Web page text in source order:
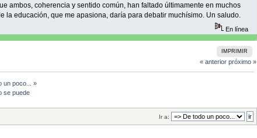
ambos, coherencia y sentido común, han faltado últimamente en muchos
la educación, que me apasiona, daría para debatir muchísimo. Un saludo.
En línea
IMPRIMIR
« anterior próximo »
un poco...
»
se puede
Ir a: